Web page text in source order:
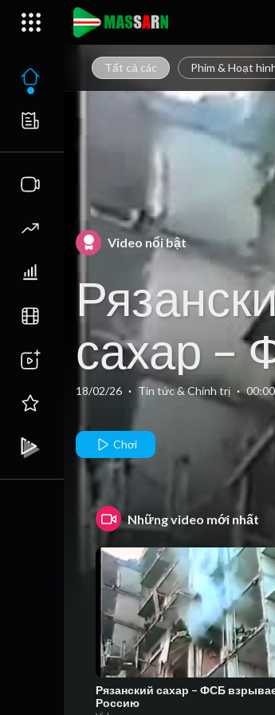
Tất cả các Phim & Hoạt
Video nổi bật
сахар –
Россию
18/02/26 · Tin tức & Chính trị · 00:00
Chơi
Những video mới nhất
Рязанский сахар – ФСБ
Россию